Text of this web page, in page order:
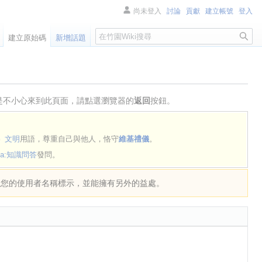
不小心來到此頁面，請點選瀏覽器的返回按鈕。
文明 用語，尊重自己與他人，恪守維基禮儀。
知識問答發問。
的使用者名稱標示，並能擁有另外的益處。
尚未登入 討論 貢獻 建立帳號 登入
建立原始碼 新增話題
搜